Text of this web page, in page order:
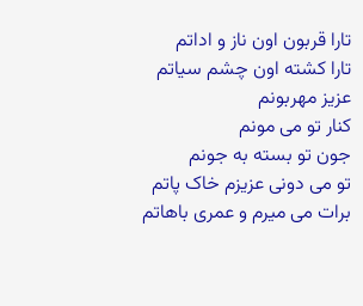
تارا قربون اون ناز و اداتم
تارا کشته اون چشم سیاتم
عزیز مهربونم
کنار تو می مونم
جون تو بسته به جونم
تو می دونی عزیزم خاک پاتم
برات می میرم و عمری باهاتم